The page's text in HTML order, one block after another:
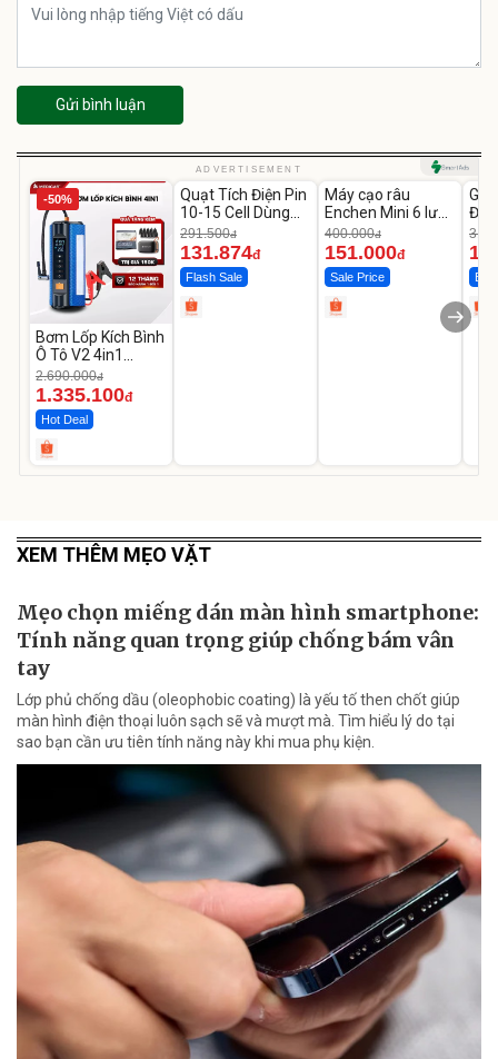
Gửi bình luận
ADVERTISEMENT
-50%
Bơm Lốp Kích Bình
Ô Tô V2 4in1
MEDICAR –
12.000mAh
2.690.000đ
1.335.100đ
Hot Deal
-54%
Unmute
Quạt Tích Điện Pin
10-15 Cell Dùng
Liên Tục 4-8H
291.500đ
131.874đ
Flash Sale
-62%
Máy cạo râu
Enchen Mini 6 lưỡi
dao kép mỏng
400.000đ
151.000đ
Sale Price
Đùi
XEM THÊM MẸO VẶT
Mẹo chọn miếng dán màn hình smartphone:
Tính năng quan trọng giúp chống bám vân
tay
Lớp phủ chống dầu (oleophobic coating) là yếu tố then chốt giúp
màn hình điện thoại luôn sạch sẽ và mượt mà. Tìm hiểu lý do tại
sao bạn cần ưu tiên tính năng này khi mua phụ kiện.